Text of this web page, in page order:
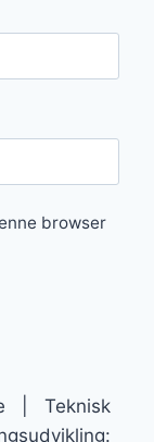
browser
| Teknisk